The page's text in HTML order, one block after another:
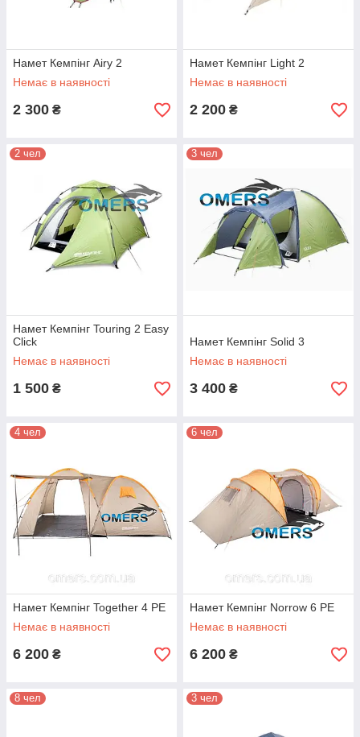
Намет Кемпінг Airy 2
Немає в наявності
2 300 ₴
Намет Кемпінг Light 2
Немає в наявності
2 200 ₴
2 чел
Намет Кемпінг Touring 2 Easy
Click
Немає в наявності
1 500 ₴
3 чел
Намет Кемпінг Solid 3
Немає в наявності
3 400 ₴
4 чел
Намет Кемпінг Together 4 PE
Немає в наявності
6 200 ₴
6 чел
Намет Кемпінг Norrow 6 PE
Немає в наявності
6 200 ₴
8 чел 3 чел